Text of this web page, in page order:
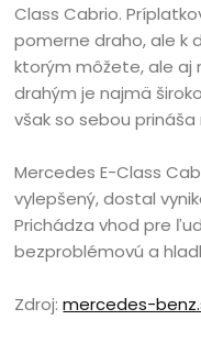
Class Cabrio.
pomerne draho, ale k
ktorým môžete, ale aj
drahým je najmä
však so sebou
Mercedes E-Class
vylepšený, dostal
Prichádza vhod pre
bezproblémovú a
Zdroj:mercedes-